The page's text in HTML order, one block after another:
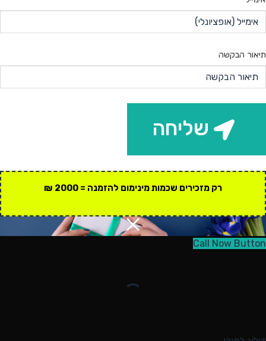
תיאור הבקשה
שליחה
רק מזכירים שכמות מינימום להזמנה = 2000 ₪
Call Now Button